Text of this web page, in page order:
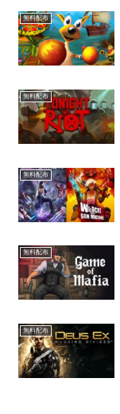
無料配布
無料配布
無料配布
無料配布
無料配布